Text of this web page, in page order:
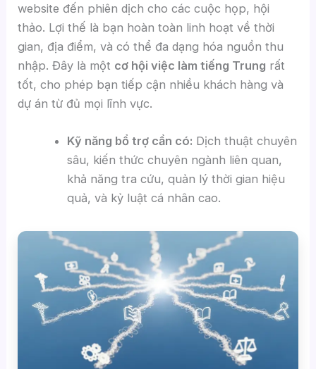
website đến phiên dịch cho các cuộc họp, hội
thảo. Lợi thế là bạn hoàn toàn linh hoạt về thời
gian, địa điểm, và có thể đa dạng hóa nguồn thu
nhập. Đây là một cơ hội việc làm tiếng Trung rất
tốt, cho phép bạn tiếp cận nhiều khách hàng và
dự án từ đủ mọi lĩnh vực.
Kỹ năng bổ trợ cần có: Dịch thuật chuyên
sâu, kiến thức chuyên ngành liên quan,
khả năng tra cứu, quản lý thời gian hiệu
quả, và kỷ luật cá nhân cao.